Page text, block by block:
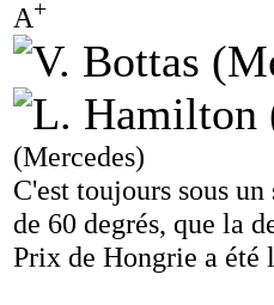
A+
(Mercedes)
C'est toujours sous
de 60 degrés, que la
Prix de Hongrie a été